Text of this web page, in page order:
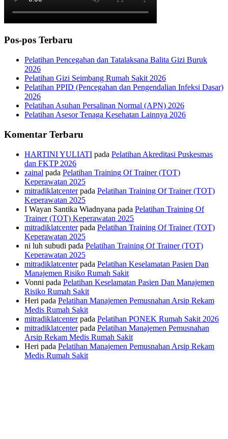
Pos-pos Terbaru
Pelatihan Pencegahan dan Tatalaksana Balita Gizi Buruk
2026
Pelatihan Gizi Seimbang Rumah Sakit 2026
Pelatihan PPID (Pencegahan dan Pengendalian Infeksi Dasar)
2026
Pelatihan Asuhan Persalinan Normal (APN) 2026
Pelatihan Asesor Tenaga Kesehatan Lainnya 2026
Komentar Terbaru
HARTINI YULIATI pada Pelatihan Akreditasi Puskesmas
dan FKTP 2026
zainal pada Pelatihan Training Of Trainer (TOT)
Keperawatan 2025
mitradiklatcenterpada Pelatihan Training Of Trainer (TOT)
Keperawatan 2025
I Wayan Santika Wiadnyana pada Pelatihan Training Of
Trainer (TOT) Keperawatan 2025
mitradiklatcenterpada Pelatihan Training Of Trainer (TOT)
Keperawatan 2025
ni luh subudi pada Pelatihan Training Of Trainer (TOT)
Keperawatan 2025
mitradiklatcenterpada Pelatihan Keselamatan Pasien Dan
Manajemen Risiko Rumah Sakit
Vonni pada Pelatihan Keselamatan Pasien Dan Manajemen
Risiko Rumah Sakit
Heri pada Pelatihan Manajemen Pemusnahan Arsip Rekam
Medis Rumah Sakit
mitradiklatcenterpada Pelatihan PONEK Rumah Sakit 2026
mitradiklatcenterpada Pelatihan Manajemen Pemusnahan
Arsip Rekam Medis Rumah Sakit
Heri pada Pelatihan Manajemen Pemusnahan Arsip Rekam
Medis Rumah Sakit